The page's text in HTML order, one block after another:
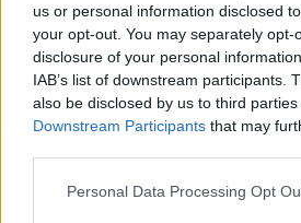
us or personal information disclosed
your opt-out. You may separately opt-
disclosure of your personal
IAB’s list of downstream participants.
also be disclosed by us to third
Downstream Participants that may
Personal Data Processing Opt